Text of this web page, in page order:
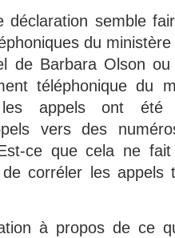
déclaration semble
du
de Barbara Olson
téléphonique du
appels ont été
vers des
ce que cela ne
corréler les appels
à propos de ce